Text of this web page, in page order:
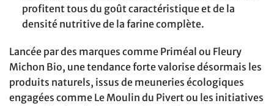
profitent tous du goût caractéristique et de la
densité nutritive de la farine complète.
Lancée par des marques comme Priméal ou Fleury
Michon Bio, une tendance forte valorise désormais les
produits naturels, issus de meuneries écologiques
engagées comme Le Moulin du Pivert ou les initiatives